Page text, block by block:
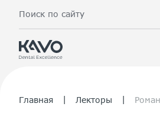
Поиск по сайту
Главная | Лекторы |